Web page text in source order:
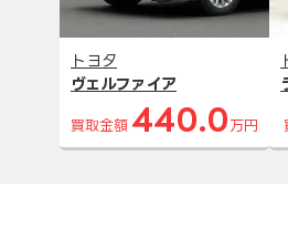
トヨタ
ヴェルファイア
買取金額 440.0 万円